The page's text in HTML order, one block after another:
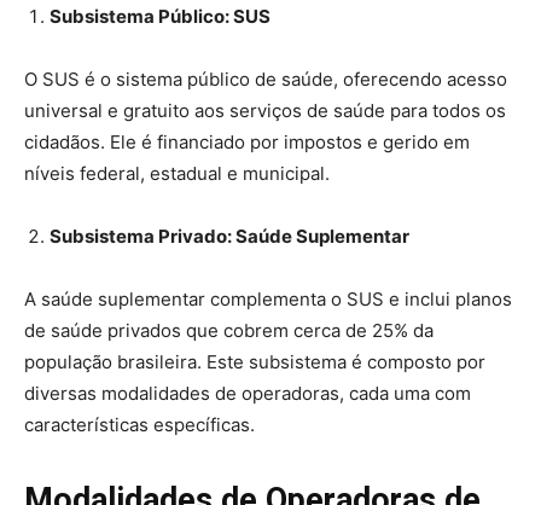
Subsistema Público: SUS
O SUS é o sistema público de saúde, oferecendo acesso
universal e gratuito aos serviços de saúde para todos os
cidadãos. Ele é financiado por impostos e gerido em
níveis federal, estadual e municipal.
Subsistema Privado: Saúde Suplementar
A saúde suplementar complementa o SUS e inclui planos
de saúde privados que cobrem cerca de 25% da
população brasileira. Este subsistema é composto por
diversas modalidades de operadoras, cada uma com
características específicas.